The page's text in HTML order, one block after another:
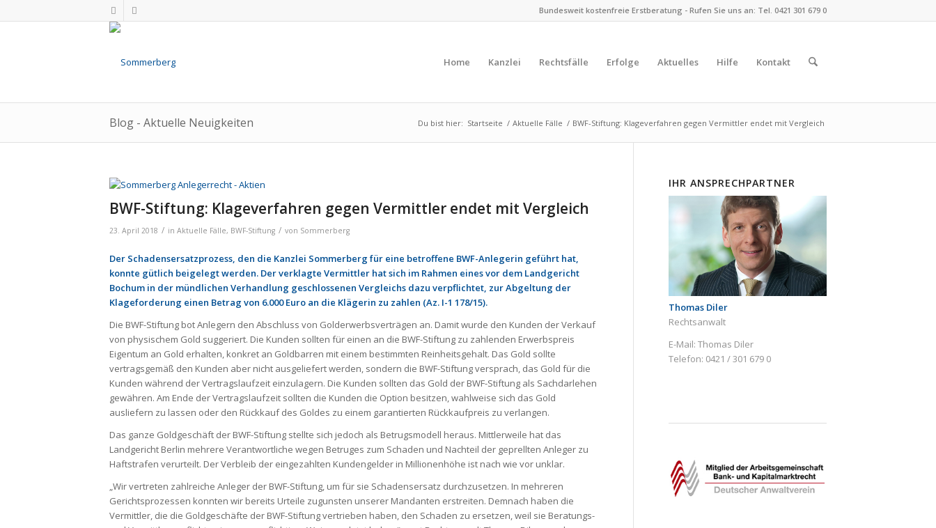
Bundesweit kostenfreie Erstberatung - Rufen Sie uns an: Tel. 0421 301 679 0
Home Kanzlei Rechtsfälle Erfolge Aktuelles Hilfe Kontakt
Blog - Aktuelle Neuigkeiten Du bist hier: Startseite / Aktuelle Fälle / BWF-Stiftung: Klageverfahren gegen Vermittler endet mit Vergleich
BWF-Stiftung: Klageverfahren gegen Vermittler endet mit Vergleich
23. April 2018 / in Aktuelle Fälle, BWF-Stiftung / von Sommerberg
Der Schadensersatzprozess, den die Kanzlei Sommerberg für eine betroffene BWF-Anlegerin geführt hat,
konnte gütlich beigelegt werden. Der verklagte Vermittler hat sich im Rahmen eines vor dem Landgericht
Bochum in der mündlichen Verhandlung geschlossenen Vergleichs dazu verpflichtet, zur Abgeltung der
Klageforderung einen Betrag von 6.000 Euro an die Klägerin zu zahlen (Az. I-1 178/15).
Die BWF-Stiftung bot Anlegern den Abschluss von Golderwerbsverträgen an. Damit wurde den Kunden der Verkauf
von physischem Gold suggeriert. Die Kunden sollten für einen an die BWF-Stiftung zu zahlenden Erwerbspreis
Eigentum an Gold erhalten, konkret an Goldbarren mit einem bestimmten Reinheitsgehalt. Das Gold sollte
vertragsgemäß den Kunden aber nicht ausgeliefert werden, sondern die BWF-Stiftung versprach, das Gold für die
Kunden während der Vertragslaufzeit einzulagern. Die Kunden sollten das Gold der BWF-Stiftung als Sachdarlehen
gewähren. Am Ende der Vertragslaufzeit sollten die Kunden die Option besitzen, wahlweise sich das Gold
ausliefern zu lassen oder den Rückkauf des Goldes zu einem garantierten Rückkaufpreis zu verlangen.
Das ganze Goldgeschäft der BWF-Stiftung stellte sich jedoch als Betrugsmodell heraus. Mittlerweile hat das
Landgericht Berlin mehrere Verantwortliche wegen Betruges zum Schaden und Nachteil der geprellten Anleger zu
Haftstrafen verurteilt. Der Verbleib der eingezahlten Kundengelder in Millionenhöhe ist nach wie vor unklar.
„Wir vertreten zahlreiche Anleger der BWF-Stiftung, um für sie Schadensersatz durchzusetzen. In mehreren
Gerichtsprozessen konnten wir bereits Urteile zugunsten unserer Mandanten erstreiten. Demnach haben die
Vermittler, die die Goldgeschäfte der BWF-Stiftung vertrieben haben, den Schaden zu ersetzen, weil sie Beratungs-
IHR ANSPRECHPARTNER
Thomas Diler
Rechtsanwalt
E-Mail: Thomas Diler
Telefon: 0421 / 301 679 0